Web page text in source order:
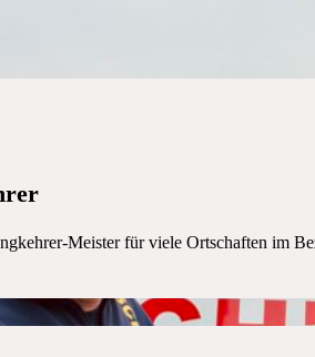
Meister für viele Ortschaften im